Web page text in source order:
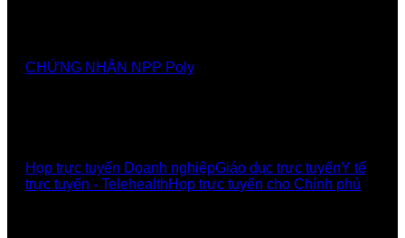
CHỨNG NHẬN NPP Poly
Họp trực tuyến Doanh nghiệpGiáo dục trực tuyếnY tế
trực tuyến - TelehealthHọp trực tuyến cho Chính phủ